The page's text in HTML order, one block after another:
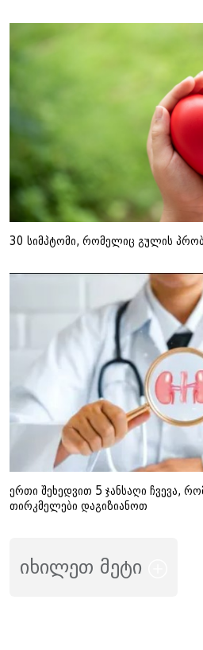
30 სიმპტომი, რომელიც გულის
ერთი შეხედვით 5 ჯანსაღი ჩვევა,
თირკმელები დაგიზიანოთ
იხილეთ მეტი